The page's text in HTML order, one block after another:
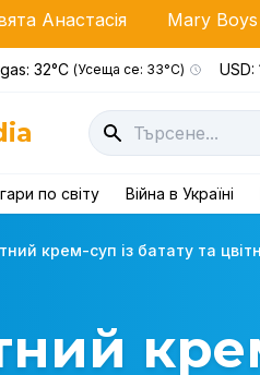
Mary Boys Band святкує
32°C (Усеща се: 33°C) USD:
по світу Війна в Україні
крем-суп із батату та